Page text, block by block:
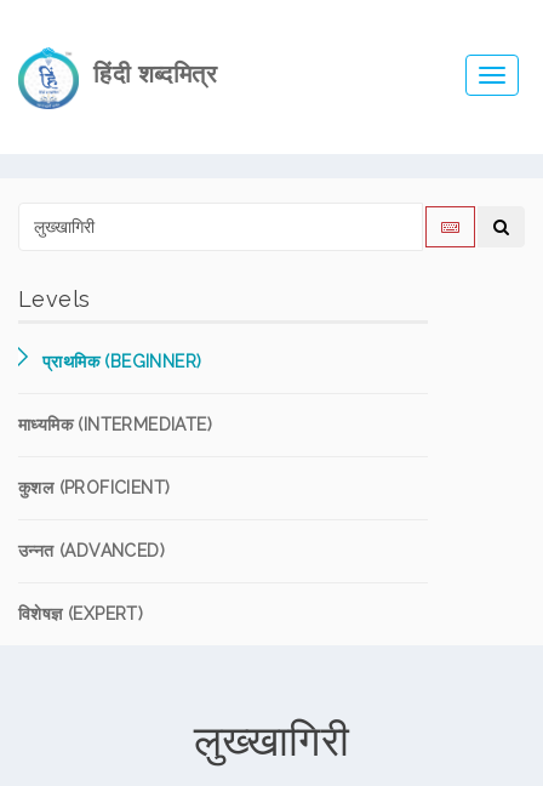
हिंदी शब्दमित्र
Levels
प्राथमिक (BEGINNER)
माध्यमिक (INTERMEDIATE)
कुशल (PROFICIENT)
उन्नत (ADVANCED)
विशेषज्ञ (EXPERT)
लुख्खागिरी